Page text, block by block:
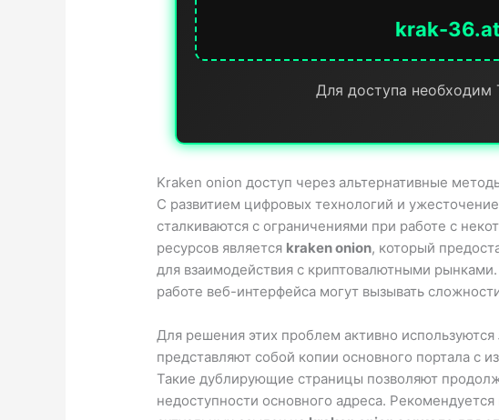
krak-36.at
Для доступа необходим
Kraken onion доступ через альтернативные
С развитием цифровых технологий и
сталкиваются с ограничениями при работе с
ресурсов является kraken onion, который
для взаимодействия с криптовалютными
работе веб-интерфейса могут вызывать
Для решения этих проблем активно используются
представляют собой копии основного портала
Такие дублирующие страницы позволяют
недоступности основного адреса.